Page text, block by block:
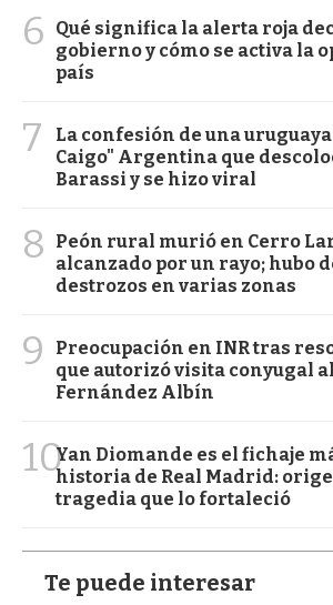
6
Qué significa la alerta roja
gobierno y cómo se activa la
país
7
La confesión de una
Caigo" Argentina que
Barassi y se hizo viral
8
Peón rural murió en Cerro
alcanzado por un rayo; hubo
destrozos en varias zonas
9
Preocupación en INR tras
que autorizó visita conyugal
Fernández Albín
10Yan Diomande es el fichaje
historia de Real Madrid:
tragedia que lo fortaleció
Te puede interesar